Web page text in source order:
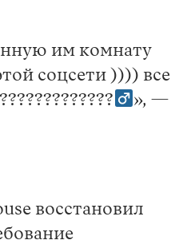
им комнату
соцсети )))) все
», —
восстановил